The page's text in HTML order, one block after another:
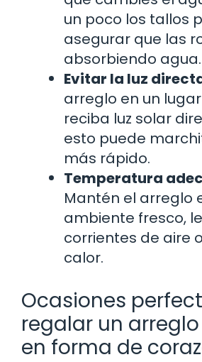
un poco los tallos
asegurar que las
absorbiendo agua.
Evitar la luz
arreglo en un
reciba luz solar
esto puede
más rápido.
Temperatura
Mantén el arreglo
ambiente fresco,
corrientes de aire
calor.
Ocasiones
regalar un
en forma de